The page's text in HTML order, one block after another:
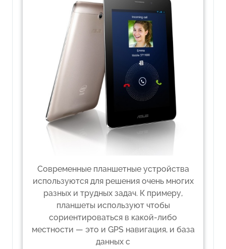
Современные планшетные устройства
используются для решения очень многих
разных и трудных задач. К примеру,
планшеты используют чтобы
сориентироваться в какой-либо
местности — это и GPS навигация, и база
данных с